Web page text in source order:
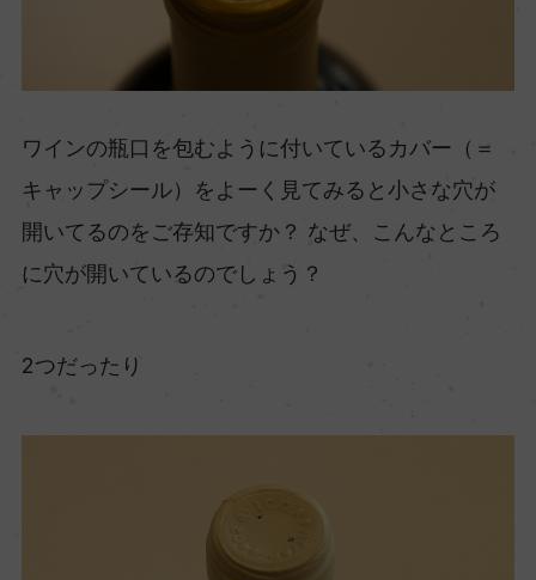
ワインの瓶口を包むように付いているカバー（＝
キャップシール）をよーく見てみると小さな穴が
開いてるのをご存知ですか？ なぜ、こんなところ
に穴が開いているのでしょう？
2つだったり